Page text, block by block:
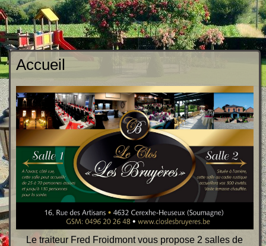
Accueil
Le traiteur Fred Froidmont vous propose 2 salles de